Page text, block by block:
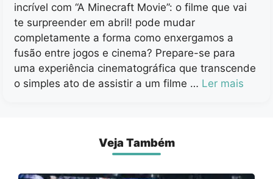
incrível com “A Minecraft Movie”: o filme que vai
te surpreender em abril! pode mudar
completamente a forma como enxergamos a
fusão entre jogos e cinema? Prepare-se para
uma experiência cinematográfica que transcende
o simples ato de assistir a um filme … Ler mais
Veja Também